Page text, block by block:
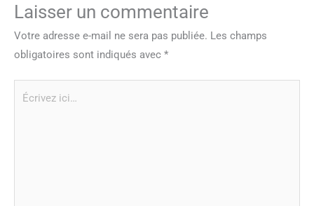
Laisser un commentaire
Votre adresse e-mail ne sera pas publiée. Les champs
obligatoires sont indiqués avec *